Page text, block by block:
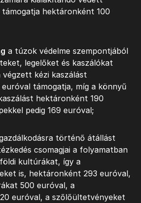
hektáronként 100
a túzok védelme szempontjából
legelőket és kaszálókat
kézi kaszálást
támogatja, míg a könnyű
hektáronként 190
pedig 169 euróval;
történő átállást
csomagjai a folyamatban
kultúrákat, így a
is, hektáronként 293 euróval,
500 euróval, a
euróval, a szőlőültetvényeket